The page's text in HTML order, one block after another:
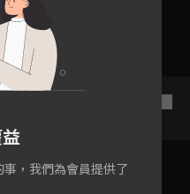
，我們為會員提供了